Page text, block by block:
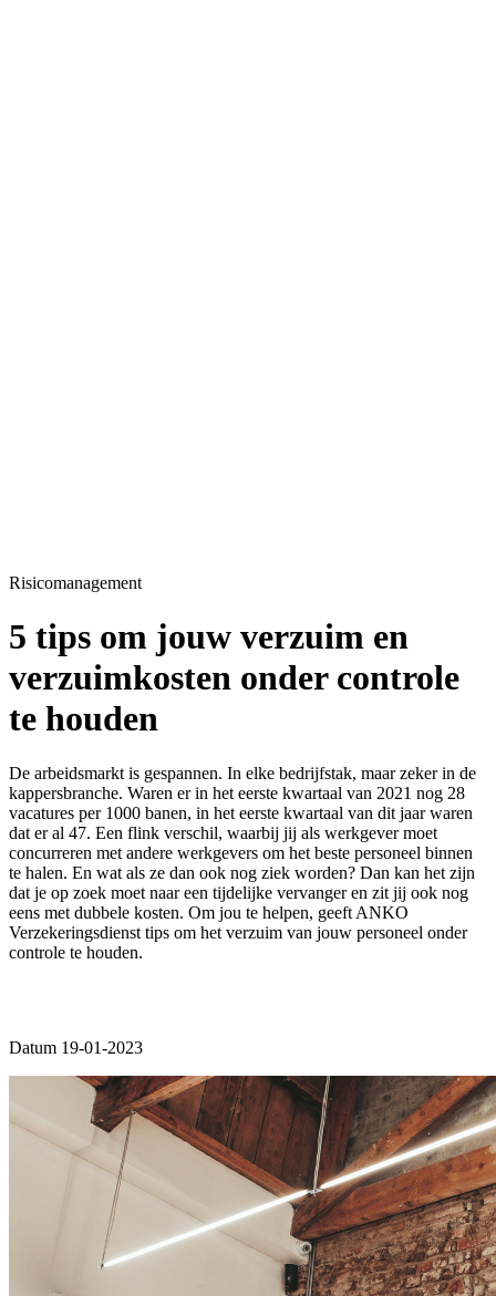
Risicomanagement
5 tips om jouw verzuim en
verzuimkosten onder controle
te houden
De arbeidsmarkt is gespannen. In elke bedrijfstak, maar zeker in de
kappersbranche. Waren er in het eerste kwartaal van 2021 nog 28
vacatures per 1000 banen, in het eerste kwartaal van dit jaar waren
dat er al 47. Een flink verschil, waarbij jij als werkgever moet
concurreren met andere werkgevers om het beste personeel binnen
te halen. En wat als ze dan ook nog ziek worden? Dan kan het zijn
dat je op zoek moet naar een tijdelijke vervanger en zit jij ook nog
eens met dubbele kosten. Om jou te helpen, geeft ANKO
Verzekeringsdienst tips om het verzuim van jouw personeel onder
controle te houden.
Datum 19-01-2023